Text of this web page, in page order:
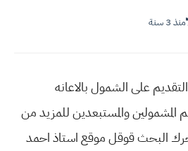
منذ 3 سنة
على الشمول بالاعانه
والمستبعدين للمزيد من
البحث قوقل موقع استاذ احمد